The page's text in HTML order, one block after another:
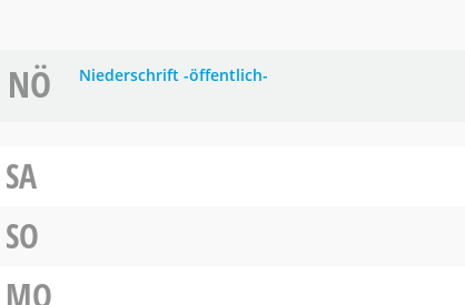
NÖ Niederschrift -öffentlich-
SA
SO
MO